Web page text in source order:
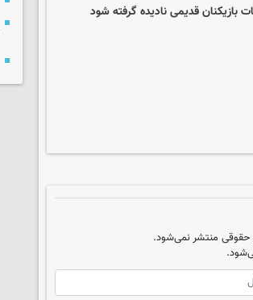
بازیکنان قدیمی نادیده گرفته شود
حقوقی منتشر نمی‌شود.